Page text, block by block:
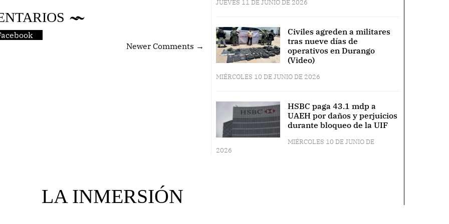
Newer Comments →
JUEVES 11 DE JUNIO DE 2026
Civiles agreden a militares
tras nueve días de
operativos en Durango
(Video)
MIÉRCOLES 10 DE JUNIO DE 2026
HSBC paga 43.1 mdp a
UAEH por daños y perjuicios
durante bloqueo de la UIF
MIÉRCOLES 10 DE JUNIO DE
2026
LA INMERSIÓN